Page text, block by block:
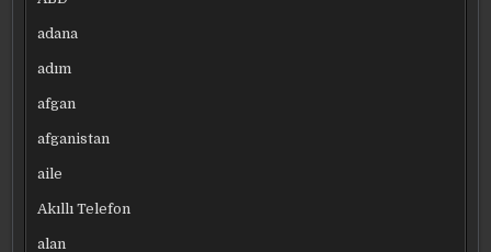
adana
adım
afgan
afganistan
aile
Akıllı Telefon
alan